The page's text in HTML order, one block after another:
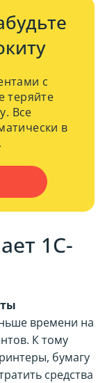
с
теряйте
Все
в
1С-
времени на
К тому
бумагу
средства